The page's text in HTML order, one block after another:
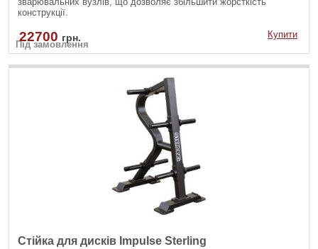
конструкції.
Під замовлення
22700 грн. Купити
Стійка для дисків Impulse Sterling